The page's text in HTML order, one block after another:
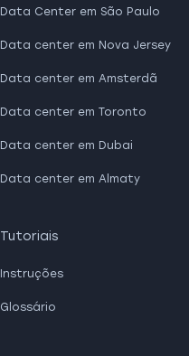
Data Center em São Paulo
Data center em Nova Jersey
Data center em Amsterdã
Data center em Toronto
Data center em Dubai
Data center em Almaty
Tutoriais
Instruções
Glossário